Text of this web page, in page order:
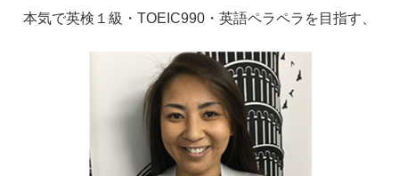
本気で英検１級・ TOEIC990 ・英語ペラペラを目指す、